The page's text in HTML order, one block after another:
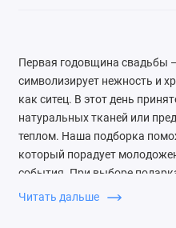
Первая годовщина свадьбы
символизирует нежность и
как ситец. В этот день
натуральных тканей или
теплом. Наша подборка
который порадует
события. При выборе
ориентируйтесь на
Читать дальше